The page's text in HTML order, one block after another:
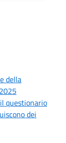
della
questionario
dei